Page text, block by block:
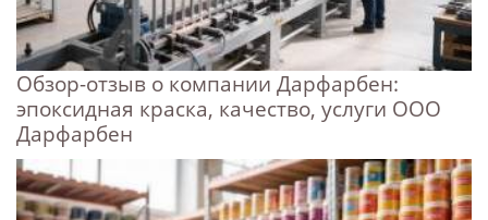
Обзор-отзыв о компании Дарфарбен:
эпоксидная краска, качество, услуги ООО
Дарфарбен